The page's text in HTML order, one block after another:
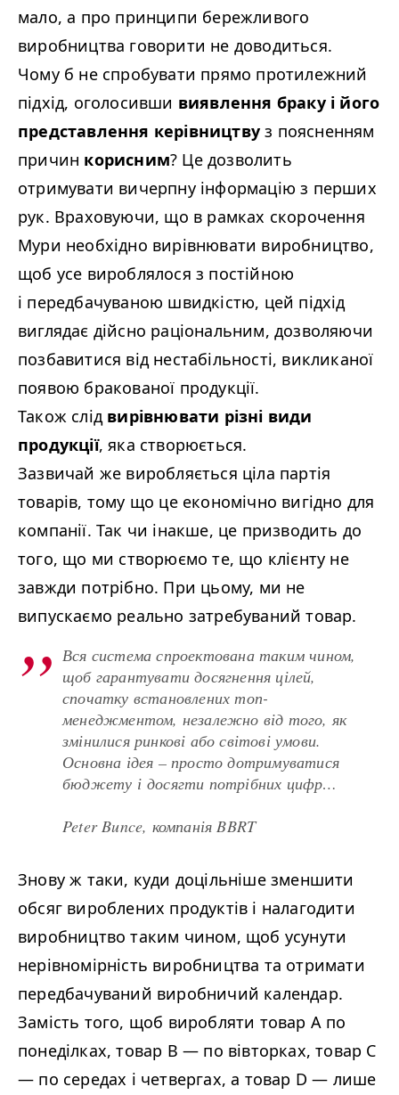
мало, а про принципи бережливого
виробництва говорити не доводиться.
Чому б не спробувати прямо протилежний
підхід, оголосивши виявлення браку і його
представлення керівництву з поясненням
причин корисним? Це дозволить
отримувати вичерпну інформацію з перших
рук. Враховуючи, що в рамках скорочення
Мури необхідно вирівнювати виробництво,
щоб усе вироблялося з постійною
і передбачуваною швидкістю, цей підхід
виглядає дійсно раціональним, дозволяючи
позбавитися від нестабільності, викликаної
появою бракованої продукції.
Також слід вирівнювати різні види
продукції, яка створюється.
Зазвичай же виробляється ціла партія
товарів, тому що це економічно вигідно для
компанії. Так чи інакше, це призводить до
того, що ми створюємо те, що клієнту не
завжди потрібно. При цьому, ми не
випускаємо реально затребуваний товар.
Вся система спроектована таким чином,
щоб гарантувати досягнення цілей,
спочатку встановлених топ-
менеджментом, незалежно від того, як
змінилися ринкові або світові умови.
Основна ідея – просто дотримуватися
бюджету і досягти потрібних цифр…
Peter Bunce, компаніяBBRT
Знову ж таки, куди доцільніше зменшити
обсяг вироблених продуктів і налагодити
виробництво таким чином, щоб усунути
нерівномірність виробництва та отримати
передбачуваний виробничий календар.
Замість того, щоб виробляти товар A по
понеділках, товар B — по вівторках, товар C
— по середах і четвергах, а товар D— лише